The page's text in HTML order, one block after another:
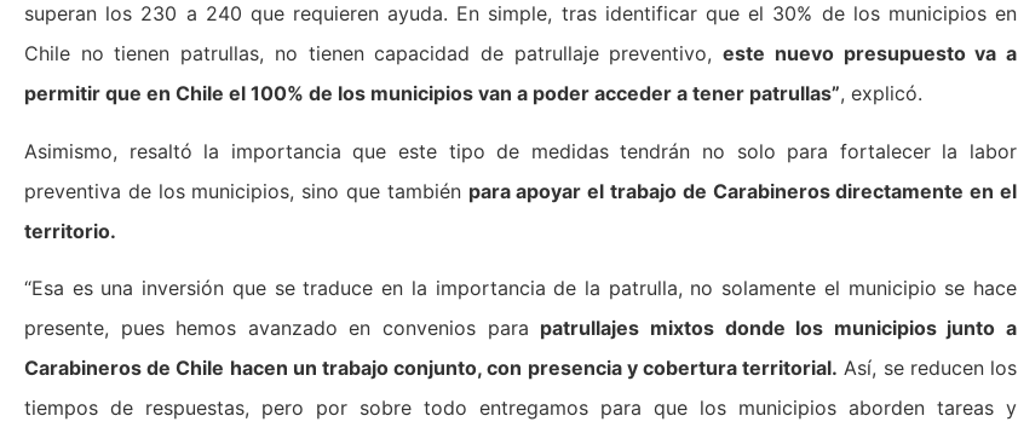
superan los 230 a 240 que requieren ayuda. En simple, tras identificar que el 30% de los municipios en
Chile no tienen patrullas, no tienen capacidad de patrullaje preventivo,este nuevo presupuesto va a
permitir que en Chile el 100% de los municipios van a poder acceder a tener patrullas”, explicó.
Asimismo, resaltó la importancia que este tipo de medidas tendrán no solo para fortalecer la labor
preventiva de los municipios, sino que también para apoyar el trabajo de Carabineros directamente en el
territorio.
“Esa es una inversión que se traduce en la importancia de la patrulla, no solamente el municipio se hace
presente, pues hemos avanzado en convenios para patrullajes mixtos donde los municipios junto a
Carabineros de Chile hacen un trabajo conjunto, con presencia y cobertura territorial. Así, se reducen los
tiempos de respuestas, pero por sobre todo entregamos para que los municipios aborden tareas y